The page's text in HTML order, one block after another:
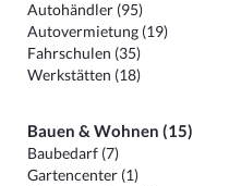
Autohändler (95)
Autovermietung (19)
Fahrschulen (35)
Werkstätten (18)
Bauen & Wohnen (15)
Baubedarf (7)
Gartencenter (1)